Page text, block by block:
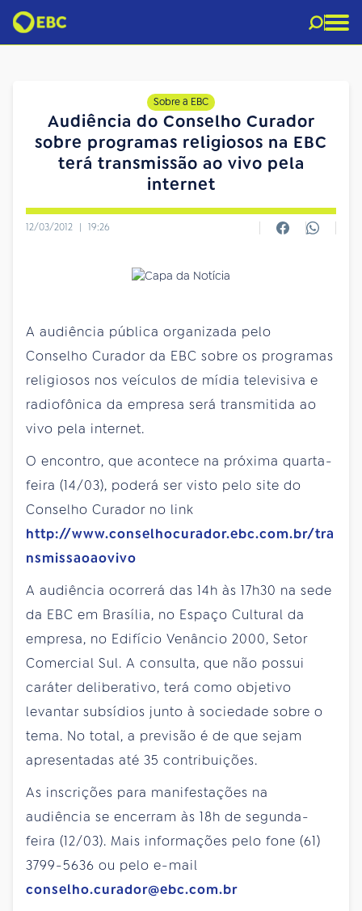
Sobre a EBC
Audiência do Conselho Curador
sobre programas religiosos na EBC
terá transmissão ao vivo pela
internet
12/03/2012 | 19:26
A audiência pública organizada pelo
Conselho Curador da EBC sobre os programas
religiosos nos veículos de mídia televisiva e
radiofônica da empresa será transmitida ao
vivo pela internet.
O encontro, que acontece na próxima quarta-
feira (14/03), poderá ser visto pelo site do
Conselho Curador no link
http://www.conselhocurador.ebc.com.br/tra
nsmissaoaovivo
A audiência ocorrerá das 14h às 17h30 na sede
da EBC em Brasília, no Espaço Cultural da
empresa, no Edifício Venâncio 2000, Setor
Comercial Sul. A consulta, que não possui
caráter deliberativo, terá como objetivo
levantar subsídios junto à sociedade sobre o
tema. No total, a previsão é de que sejam
apresentadas até 35 contribuições.
As inscrições para manifestações na
audiência se encerram às 18h de segunda-
feira (12/03). Mais informações pelo fone (61)
3799-5636 ou pelo e-mail
conselho.curador@ebc.com.br